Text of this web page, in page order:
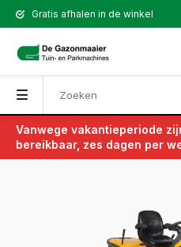
Gratis afhalen in de winkel
Vanwege vakantieperiode
bereikbaar, zes dagen per
Terug